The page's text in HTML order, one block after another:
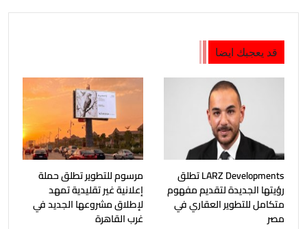
قد يعجبك ايضا
LARZ Developments تطلق
رؤيتها الجديدة لتقديم مفهوم
متكامل للتطوير العقاري في
مصر
مرسوم للتطوير تطلق حملة
إعلانية غير تقليدية تمهد
لإطلاق مشروعها الجديد في
غرب القاهرة